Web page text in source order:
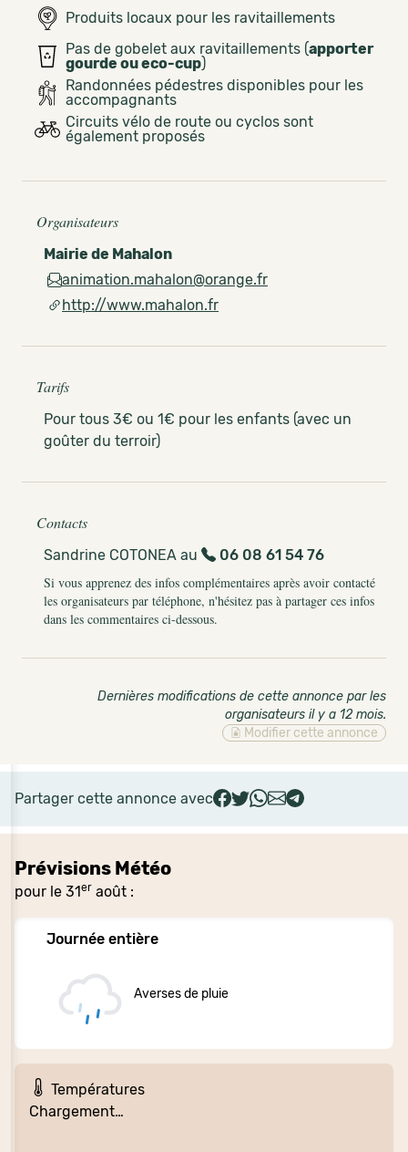
Prévisions Météo
pour le 31er août :
Journée entière
Averses de pluie
Températures
Chargement…
Produits locaux pour les ravitaillements
Pas de gobelet aux ravitaillements (apporter
gourde ou eco-cup)
Randonnées pédestres disponibles pour les
accompagnants
Circuits vélo de route ou cyclos sont
également proposés
Organisateurs
Mairie de Mahalon
animation.mahalon@orange.fr
http://www.mahalon.fr
Tarifs
Pour tous 3€ ou 1€ pour les enfants (avec un
goûter du terroir)
Contacts
Sandrine COTONEA au
06 08 61 54 76
Si vous apprenez des infos complémentaires après avoir contacté
les organisateurs par téléphone, n'hésitez pas à partager ces infos
dans les commentaires ci-dessous.
Dernières modifications de cette annonce par les
organisateurs il y a 12 mois.
Modifier cette annonce
Partager cette annonce avec